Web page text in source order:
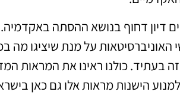
דיון דחוף בנושא ההסתה
האוניברסיטאות על מנת שיציגו מה
בעתיד. כולנו ראינו את המראות
הישנות מראות אלו גם כאן